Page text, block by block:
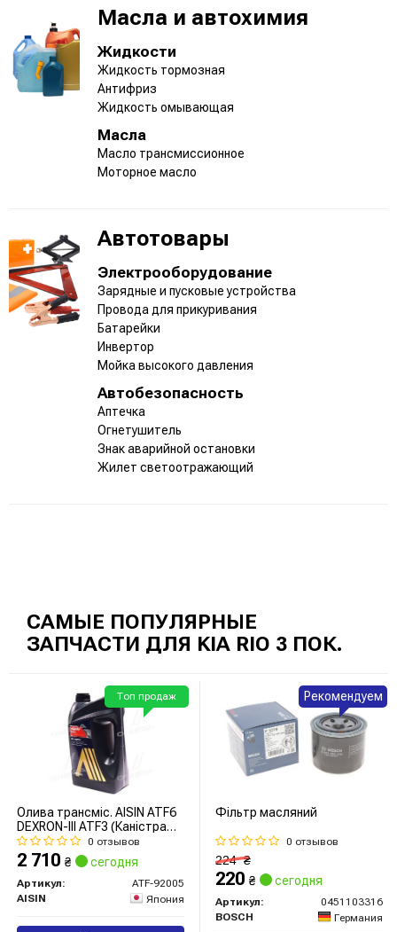
Масла и автохимия
Жидкости
Жидкость тормозная
Антифриз
Жидкость омывающая
Масла
Масло трансмиссионное
Моторное масло
Автотовары
Электрооборудование
Зарядные и пусковые устройства
Провода для прикуривания
Батарейки
Инвертор
Мойка высокого давления
Автобезопасность
Аптечка
Огнетушитель
Знак аварийной остановки
Жилет светоотражающий
САМЫЕ ПОПУЛЯРНЫЕ
ЗАПЧАСТИ ДЛЯ KIA RIO 3 ПОК.
Олива трансміс. AISIN ATF6
DEXRON-III ATF3 (Каністра
5л)
0 отзывов
2 710 ₴ сегодня
Артикул:
ATF-92005
AISIN
Япония
Топ продаж
Фільтр масляний
0 отзывов
224₴
220 ₴ сегодня
Артикул:
0451103316
BOSCH
Германия
Рекомендуем